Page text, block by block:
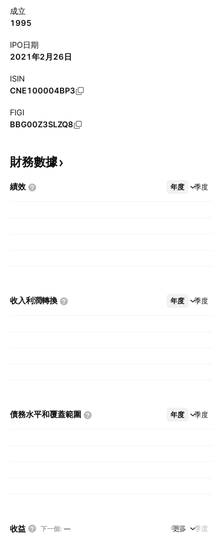
成立
1995
IPO日期
2021年2月26日
ISIN
CNE100004BP3
FIGI
BBG00Z3SLZQ8
財務數據
績效 年度 季度
更多
收入利潤轉換 年度 季度
更多
債務水平和覆蓋範圍 年度 季度
更多
收益 下一個: — 年度 季度
更多